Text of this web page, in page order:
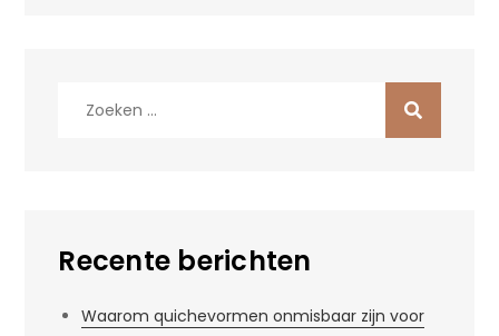
Recente berichten
Waarom quichevormen onmisbaar zijn voor